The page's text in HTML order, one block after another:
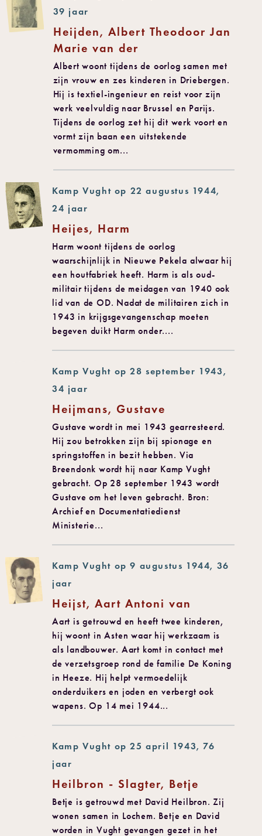
39 jaar
Heijden, Albert Theodoor Jan
Marie van der
Albert woont tijdens de oorlog samen met
zijn vrouw en zes kinderen in Driebergen.
Hij is textiel-ingenieur en reist voor zijn
werk veelvuldig naar Brussel en Parijs.
Tijdens de oorlog zet hij dit werk voort en
vormt zijn baan een uitstekende
vermomming om...
Kamp Vught op 22 augustus 1944,
24 jaar
Heijes, Harm
Harm woont tijdens de oorlog
waarschijnlijk in Nieuwe Pekela alwaar hij
een houtfabriek heeft. Harm is als oud-
militair tijdens de meidagen van 1940 ook
lid van de OD. Nadat de militairen zich in
1943 in krijgsgevangenschap moeten
begeven duikt Harm onder....
Kamp Vught op 28 september 1943,
34 jaar
Heijmans, Gustave
Gustave wordt in mei 1943 gearresteerd.
Hij zou betrokken zijn bij spionage en
springstoffen in bezit hebben. Via
Breendonk wordt hij naar Kamp Vught
gebracht. Op 28 september 1943 wordt
Gustave om het leven gebracht. Bron:
Archief en Documentatiedienst
Ministerie...
Kamp Vught op 9 augustus 1944, 36
jaar
Heijst, Aart Antoni van
Aart is getrouwd en heeft twee kinderen,
hij woont in Asten waar hij werkzaam is
als landbouwer. Aart komt in contact met
de verzetsgroep rond de familie De Koning
in Heeze. Hij helpt vermoedelijk
onderduikers en joden en verbergt ook
wapens. Op 14 mei 1944...
Kamp Vught op 25 april 1943, 76
jaar
Heilbron - Slagter, Betje
Betje is getrouwd met David Heilbron. Zij
wonen samen in Lochem. Betje en David
worden in Vught gevangen gezet in het